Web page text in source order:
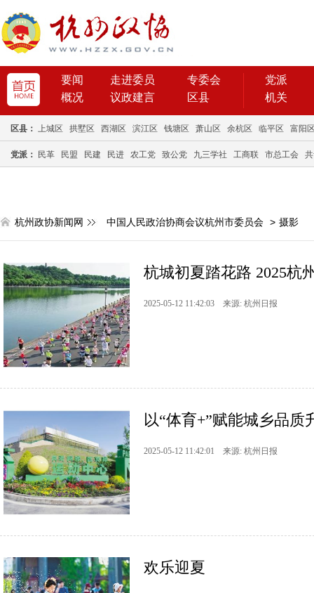
要闻 走进委员
专委会
概况
议政建言 区县
党派
机关
区县： 上城区 拱墅区 西湖区 滨江区 钱塘区 萧山区 余杭区 临平区 富阳
党派： 民革 民盟 民建 民进 农工党 致公党 九三学社 工商联 市总工会
杭州政协新闻网 中国人民政治协商会议杭州市委员会 > 摄影
杭城初夏踏花路 2025杭
2025-05-12 11:42:03 来源: 杭州日报
以“体育+”赋能城乡品
2025-05-12 11:42:01 来源: 杭州日报
欢乐迎夏